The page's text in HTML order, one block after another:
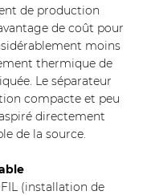
de production
de coût pour
moins
thermique de
Le séparateur
compacte et peu
directement
de la source.
(installation de